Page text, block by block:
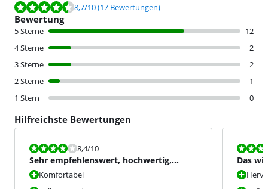
Bewertet mit 8,7 von 10, basierend auf 17 Bewertungen.
8,7/10(17 Bewertungen)
Bewertung
5 Sterne
12
4 Sterne
2
3 Sterne
2
2 Sterne
1
1 Stern
0
Hilfreichste Bewertungen
Bewertet mit 8,4 von 10.
8,4/10
Sehr empfehlenswert, hochwertig,
bequem
Komfortabel
Bewertet
Das